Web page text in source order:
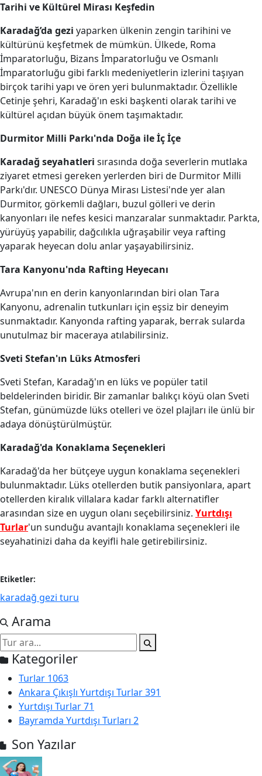
Tarihi ve Kültürel Mirası Keşfedin
Karadağ’da gezi yaparken ülkenin zengin tarihini ve
kültürünü keşfetmek de mümkün. Ülkede, Roma
İmparatorluğu, Bizans İmparatorluğu ve Osmanlı
İmparatorluğu gibi farklı medeniyetlerin izlerini taşıyan
birçok tarihi yapı ve ören yeri bulunmaktadır. Özellikle
Cetinje şehri, Karadağ'ın eski başkenti olarak tarihi ve
kültürel açıdan büyük önem taşımaktadır.
Durmitor Milli Parkı'nda Doğa ile İç İçe
Karadağ seyahatleri sırasında doğa severlerin mutlaka
ziyaret etmesi gereken yerlerden biri de Durmitor Milli
Parkı'dır. UNESCO Dünya Mirası Listesi'nde yer alan
Durmitor, görkemli dağları, buzul gölleri ve derin
kanyonları ile nefes kesici manzaralar sunmaktadır. Parkta,
yürüyüş yapabilir, dağcılıkla uğraşabilir veya rafting
yaparak heyecan dolu anlar yaşayabilirsiniz.
Tara Kanyonu'nda Rafting Heyecanı
Avrupa'nın en derin kanyonlarından biri olan Tara
Kanyonu, adrenalin tutkunları için eşsiz bir deneyim
sunmaktadır. Kanyonda rafting yaparak, berrak sularda
unutulmaz bir maceraya atılabilirsiniz.
Sveti Stefan'ın Lüks Atmosferi
Sveti Stefan, Karadağ'ın en lüks ve popüler tatil
beldelerinden biridir. Bir zamanlar balıkçı köyü olan Sveti
Stefan, günümüzde lüks otelleri ve özel plajları ile ünlü bir
adaya dönüştürülmüştür.
Karadağ'da Konaklama Seçenekleri
Karadağ'da her bütçeye uygun konaklama seçenekleri
bulunmaktadır. Lüks otellerden butik pansiyonlara, apart
otellerden kiralık villalara kadar farklı alternatifler
arasından size en uygun olanı seçebilirsiniz. Yurtdışı
Turlar'un sunduğu avantajlı konaklama seçenekleri ile
seyahatinizi daha da keyifli hale getirebilirsiniz.
Etiketler:
karadağ gezi turu
Arama
Kategoriler
Turlar 1063
Ankara Çıkışlı Yurtdışı Turlar391
Yurtdışı Turlar71
Bayramda Yurtdışı Turları 2
Son Yazılar